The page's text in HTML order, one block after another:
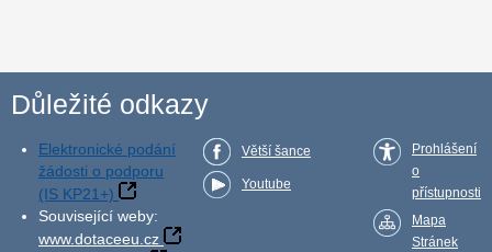
Důležité odkazy
Elektronické podání
žádosti o podporu
(IS KP21+)
Související weby:
www.dotaceeu.cz
Větší šance
Youtube
Prohlášení
o
přístupnosti
Mapa
Stránek